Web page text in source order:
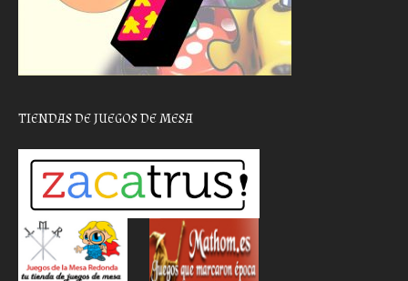
TIENDAS DE JUEGOS DE MESA